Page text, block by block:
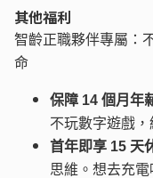
其他福利
智齡正職夥伴專屬：
命
保障 14 個月年
不玩數字遊戲，
首年即享 15 天
思維。想去充電